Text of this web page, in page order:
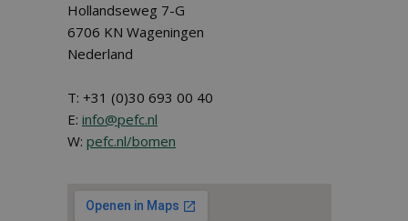
Hollandseweg 7-G
6706 KN Wageningen
Nederland
T: +31 (0)30 693 00 40
E: info@pefc.nl
W: pefc.nl/bomen